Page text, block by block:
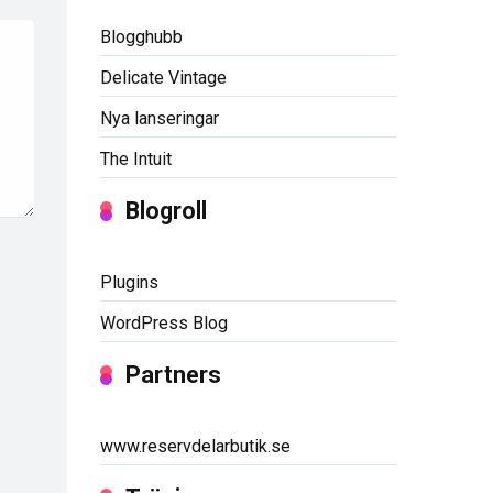
Blogghubb
Delicate Vintage
Nya lanseringar
The Intuit
Blogroll
Plugins
WordPress Blog
Partners
www.reservdelarbutik.se